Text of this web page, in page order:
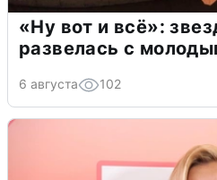
«Ну вот и всё»:
развелась с
6 августа 102